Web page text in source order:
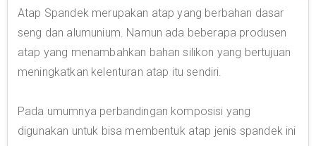
Atap Spandek merupakan atap yang berbahan dasar
seng dan alumunium. Namun ada beberapa produsen
atap yang menambahkan bahan silikon yang bertujuan
meningkatkan kelenturan atap itu sendiri.
Pada umumnya perbandingan komposisi yang
digunakan untuk bisa membentuk atap jenis spandek ini